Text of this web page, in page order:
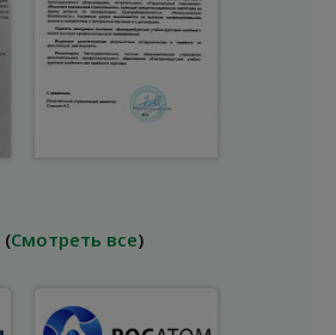
(Смотреть все)